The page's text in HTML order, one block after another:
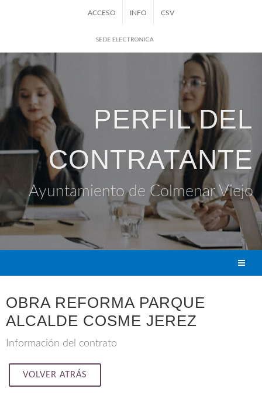
ACCESO INFO CSV
PERFIL DEL
CONTRATANTE
Ayuntamiento de Colmenar Viejo
OBRA REFORMA PARQUE
ALCALDE COSME JEREZ
Información del contrato
VOLVER ATRÁS